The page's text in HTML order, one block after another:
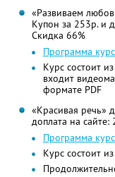
«Развиваем
Купон за 253р. и
Скидка 66%
Программа
Курс состоит
входит
формате PDF
«Красивая речь»
доплата на
Программа
Курс состоит